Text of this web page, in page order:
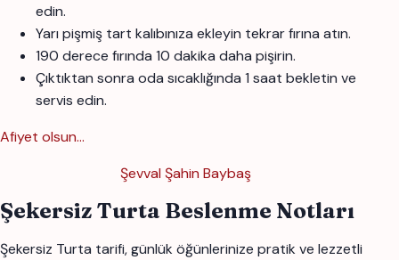
edin.
Yarı pişmiş tart kalıbınıza ekleyin tekrar fırına atın.
190 derece fırında 10 dakika daha pişirin.
Çıktıktan sonra oda sıcaklığında 1 saat bekletin ve
servis edin.
Afiyet olsun...
Şevval Şahin Baybaş
Şekersiz Turta Beslenme Notları
Şekersiz Turta tarifi, günlük öğünlerinize pratik ve lezzetli